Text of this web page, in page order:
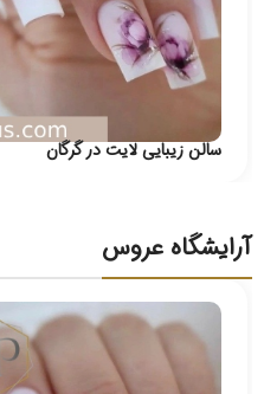
سالن زیبایی لایت در گرگان
آرایشگاه عروس